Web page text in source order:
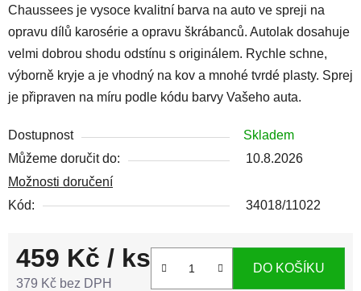
Chaussees je vysoce kvalitní barva na auto ve spreji na
opravu dílů karosérie a opravu škrábanců. Autolak dosahuje
velmi dobrou shodu odstínu s originálem. Rychle schne,
výborně kryje a je vhodný na kov a mnohé tvrdé plasty. Sprej
je připraven na míru podle kódu barvy Vašeho auta.
Dostupnost
Skladem
Můžeme doručit do:
10.8.2026
Možnosti doručení
Kód:
34018/11022
459 Kč / ks
379 Kč bez DPH
DO KOŠÍKU